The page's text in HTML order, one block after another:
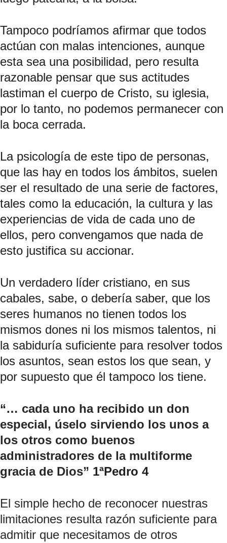
Tampoco podríamos afirmar que todos
actúan con malas intenciones, aunque
esta sea una posibilidad, pero resulta
razonable pensar que sus actitudes
lastiman el cuerpo de Cristo, su iglesia,
por lo tanto, no podemos permanecer con
la boca cerrada.
La psicología de este tipo de personas,
que las hay en todos los ámbitos, suelen
ser el resultado de una serie de factores,
tales como la educación, la cultura y las
experiencias de vida de cada uno de
ellos, pero convengamos que nada de
esto justifica su accionar.
Un verdadero líder cristiano, en sus
cabales, sabe, o debería saber, que los
seres humanos no tienen todos los
mismos dones ni los mismos talentos, ni
la sabiduría suficiente para resolver todos
los asuntos, sean estos los que sean, y
por supuesto que él tampoco los tiene.
“… cada uno ha recibido un don
especial, úselo sirviendo los unos a
los otros como buenos
administradores de la multiforme
gracia de Dios” 1ªPedro 4
El simple hecho de reconocer nuestras
limitaciones resulta razón suficiente para
admitir que necesitamos de otros